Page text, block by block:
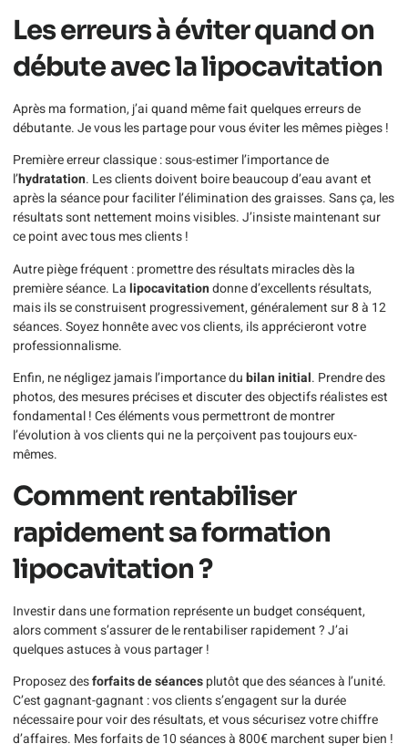
Les erreurs à éviter quand on
débute avec la lipocavitation
Après ma formation, j’ai quand même fait quelques erreurs de
débutante. Je vous les partage pour vous éviter les mêmes pièges !
Première erreur classique : sous-estimer l’importance de
l’hydratation. Les clients doivent boire beaucoup d’eau avant et
après la séance pour faciliter l’élimination des graisses. Sans ça, les
résultats sont nettement moins visibles. J’insiste maintenant sur
ce point avec tous mes clients !
Autre piège fréquent : promettre des résultats miracles dès la
première séance. Lalipocavitationdonne d’excellents résultats,
mais ils se construisent progressivement, généralement sur 8 à 12
séances. Soyez honnête avec vos clients, ils apprécieront votre
professionnalisme.
Enfin, ne négligez jamais l’importance dubilan initial. Prendre des
photos, des mesures précises et discuter des objectifs réalistes est
fondamental ! Ces éléments vous permettront de montrer
l’évolution à vos clients qui ne la perçoivent pas toujours eux-
mêmes.
Comment rentabiliser
rapidement sa formation
lipocavitation ?
Investir dans une formation représente un budget conséquent,
alors comment s’assurer de le rentabiliser rapidement ? J’ai
quelques astuces à vous partager !
Proposez desforfaits de séancesplutôt que des séances à l’unité.
C’est gagnant-gagnant : vos clients s’engagent sur la durée
nécessaire pour voir des résultats, et vous sécurisez votre chiffre
d’affaires. Mes forfaits de 10 séances à 800€ marchent super bien !